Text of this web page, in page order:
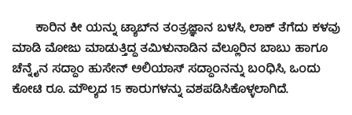
ಕಾರಿನ ಕೀ ಯನ್ನು ಟ್ಯಾಬ್‍ನ ತಂತ್ರಜ್ಞಾನ ಬಳಸಿ, ಲಾಕ್ ತೆಗೆದು ಕಳವು
ಮಾಡಿ ಮೋಜು ಮಾಡುತ್ತಿದ್ದ ತಮಿಳುನಾಡಿನ ವೆಲ್ಲೂರಿನ ಬಾಬು ಹಾಗೂ
ಚೆನ್ನೈನ ಸದ್ದಾಂ ಹುಸೇನ್ ಅಲಿಯಾಸ್ ಸದ್ದಾಂನನ್ನು ಬಂಧಿಸಿ, ಒಂದು
ಕೋಟಿ ರೂ. ಮೌಲ್ಯದ 15 ಕಾರುಗಳನ್ನು ವಶಪಡಿಸಿಕೊಳ್ಳಲಾಗಿದೆ.